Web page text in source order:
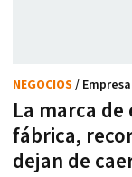
La marca
fábrica,
dejan de
NEGOCIOS /